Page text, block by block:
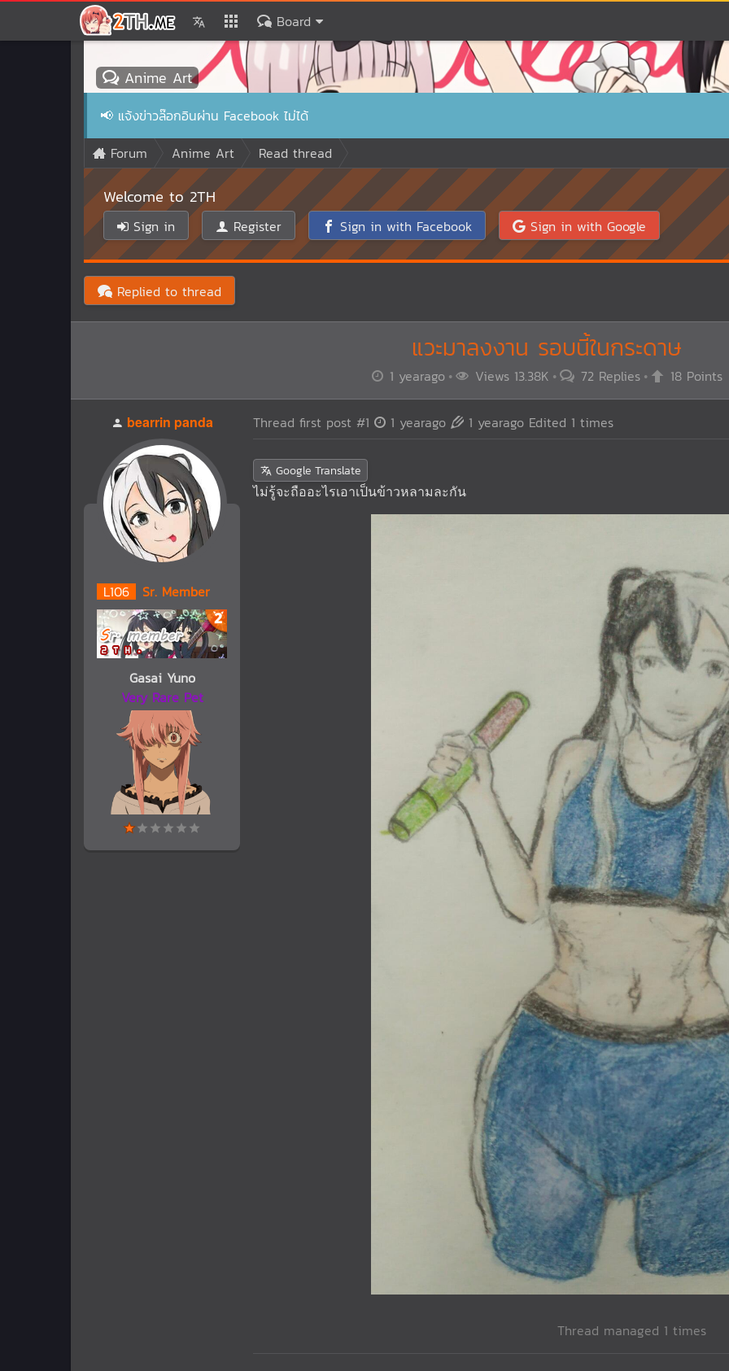
Board
Anime Art
📢 แจ้งข่าวล๊อกอินผ่าน Facebook ไม่ได้
Forum
Anime Art Read thread
Welcome to 2TH
Sign in Register Sign in with Facebook Sign in with Google
Replied to thread
แวะมาลงงาน รอบนี้ในกระดาษ
1 yearago Views 13.38K 72 Replies 18 Points
bearrin panda
L106 Sr. Member
Gasai Yuno
Very Rare Pet
Thread first post #1 1 yearago 1 yearago Edited 1 times
Google Translate
ไม่รู้จะถืออะไรเอาเป็นข้าวหลามละกัน
Thread managed 1 times